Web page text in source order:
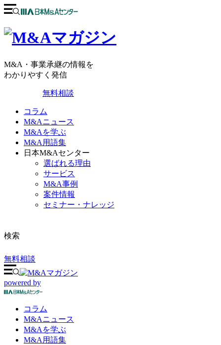
M&A・事業承継の情報を
わかりやすく発信
無料相談
コラム
M&Aニュース
M&Aを学ぶ
M&A用語集
日本M&Aセンター
選ばれる理由
サービス
M&A事例
案件情報
セミナー・ナレッジ
検索
無料相談
powered by
コラム
M&Aニュース
M&Aを学ぶ
M&A 用語集